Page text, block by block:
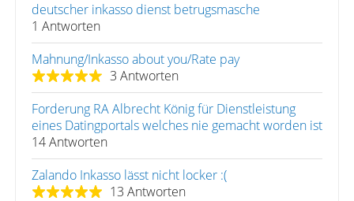
deutscher inkasso dienst betrugsmasche
1 Antworten
Mahnung/Inkasso about you/Rate pay
3 Antworten
Forderung RA Albrecht König für Dienstleistung
eines Datingportals welches nie gemacht worden ist
14 Antworten
Zalando Inkasso lässt nicht locker :(
13 Antworten